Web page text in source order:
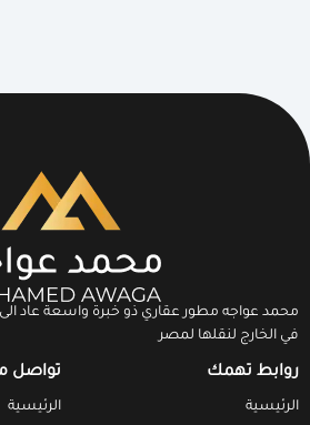
محمد عواجه مطور عقاري ذو خبرة واسعة عاد
في الخارج لنقلها لمصر
روابط تهمك
الرئيسية
تواصل
الرئيسية